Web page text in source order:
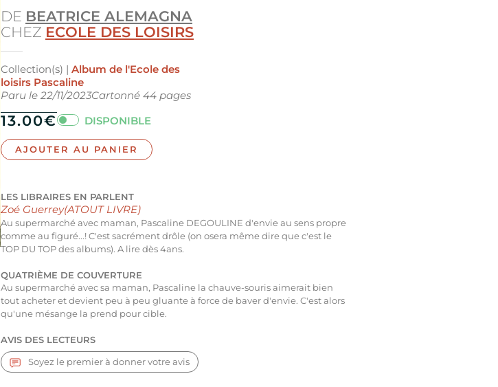
DE BEATRICE ALEMAGNA
CHEZ ECOLE DES LOISIRS
Collection(s) | Album de l'Ecole des
loisirs Pascaline
Paru le 22/11/2023Cartonné 44 pages
13.00€ DISPONIBLE
AJOUTER AU PANIER
LES LIBRAIRES EN PARLENT
Zoé Guerrey(ATOUT LIVRE)
Au supermarché avec maman, Pascaline DEGOULINE d'envie au sens propre
comme au figuré...! C'est sacrément drôle (on osera même dire que c'est le
TOP DU TOP des albums). A lire dès 4ans.
QUATRIÈME DE COUVERTURE
Au supermarché avec sa maman, Pascaline la chauve-souris aimerait bien
tout acheter et devient peu à peu gluante à force de baver d'envie. C'est alors
qu'une mésange la prend pour cible.
AVIS DES LECTEURS
Soyez le premier à donner votre avis